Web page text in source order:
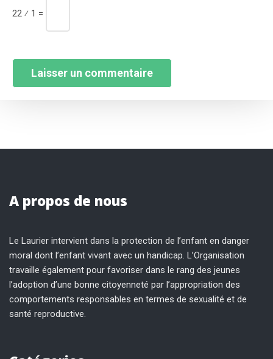
22 ⁄ 1 =
A propos de nous
Le Laurier intervient dans la protection de l’enfant en danger
moral dont l’enfant vivant avec un handicap. L’Organisation
travaille également pour favoriser dans le rang des jeunes
l’adoption d’une bonne citoyenneté par l’appropriation des
comportements responsables en termes de sexualité et de
santé reproductive.